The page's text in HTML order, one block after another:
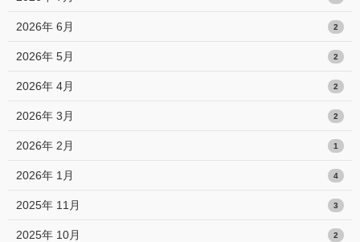
2026年 6月 2
2026年 5月 2
2026年 4月 2
2026年 3月 2
2026年 2月 1
2026年 1月 4
2025年 11月 3
2025年 10月 2